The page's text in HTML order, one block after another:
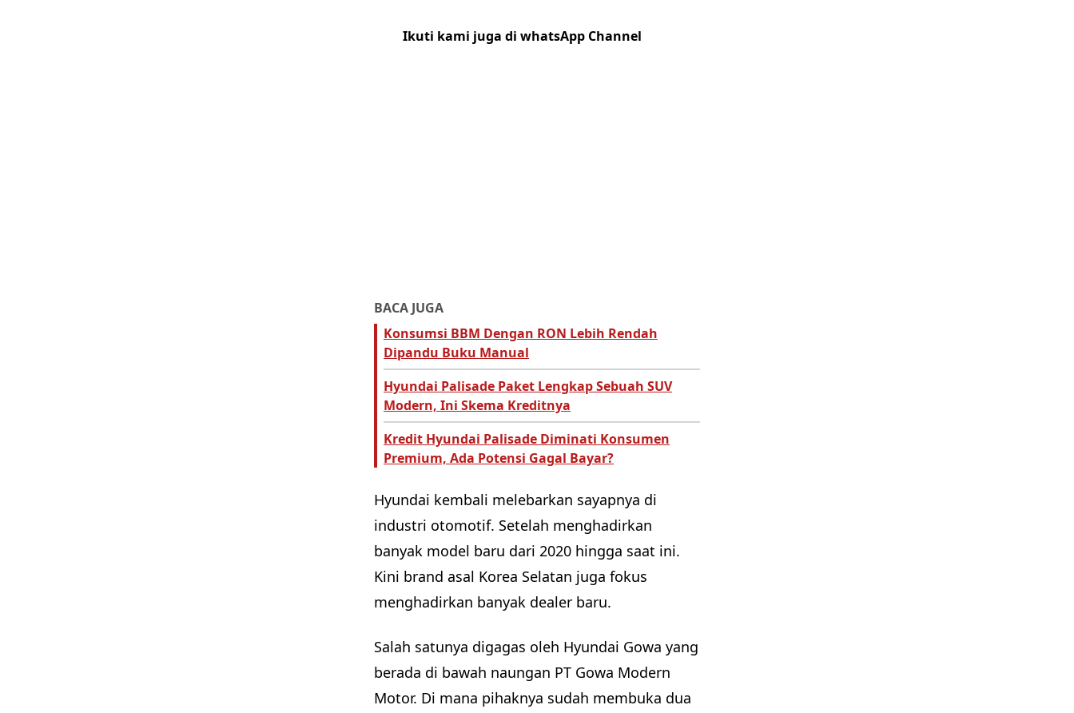
Ikuti kami juga di whatsApp Channel
BACA JUGA
Konsumsi BBM Dengan RON Lebih Rendah
Dipandu Buku Manual
Hyundai Palisade Paket Lengkap Sebuah SUV
Modern, Ini Skema Kreditnya
Kredit Hyundai Palisade Diminati Konsumen
Premium, Ada Potensi Gagal Bayar?
Hyundai kembali melebarkan sayapnya di
industri otomotif. Setelah menghadirkan
banyak model baru dari 2020 hingga saat ini.
Kini brand asal Korea Selatan juga fokus
menghadirkan banyak dealer baru.
Salah satunya digagas oleh Hyundai Gowa yang
berada di bawah naungan PT Gowa Modern
Motor. Di mana pihaknya sudah membuka dua